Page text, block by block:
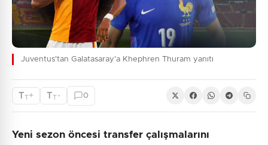
Juventus'tan Galatasaray'a Khephren Thuram yanıtı
TT+ TT - 0
Yeni sezon öncesi transfer çalışmalarını